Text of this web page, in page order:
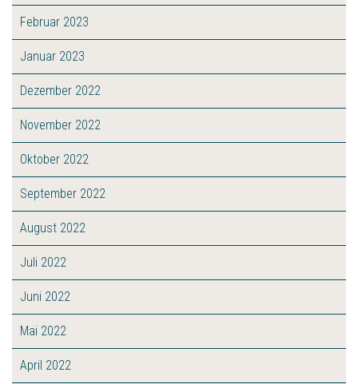
Februar 2023
Januar 2023
Dezember 2022
November 2022
Oktober 2022
September 2022
August 2022
Juli 2022
Juni 2022
Mai 2022
April 2022